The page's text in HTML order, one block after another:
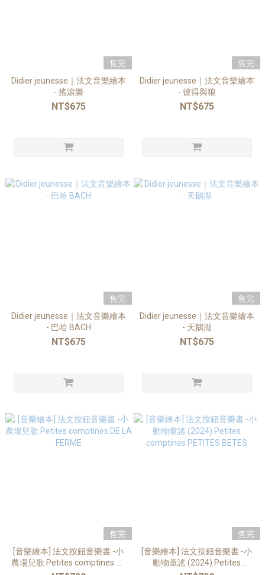
售完
Didier jeunesse｜法文音樂繪本
- 搖滾樂
NT$675
售完
Didier jeunesse｜法文音樂繪本
- 彼得與狼
NT$675
售完
Didier jeunesse｜法文音樂繪本
- 巴哈 BACH
NT$675
售完
Didier jeunesse｜法文音樂繪本
- 天鵝湖
NT$675
售完
[音樂繪本] 法文按鈕音樂書 -小
農場兒歌 Petites comptines DE
售完
[音樂繪本] 法文按鈕音樂書 -小
動物童謠 (2024) Petites